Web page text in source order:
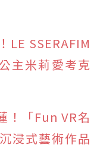
LE SSERAFIM
主米莉愛考克
！「Fun VR名
浸式藝術作品